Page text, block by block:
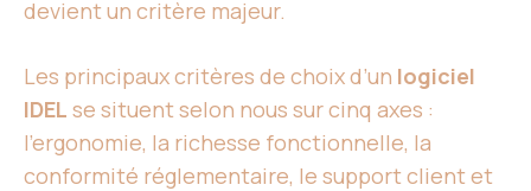
devient un critère majeur.
Les principaux critères de choix d’un logiciel
IDEL se situent selon nous sur cinq axes :
l’ergonomie, la richesse fonctionnelle, la
conformité réglementaire, le support client et